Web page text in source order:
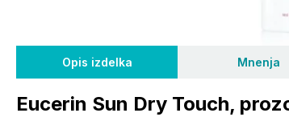
Opis izdelka Mnenja
Eucerin Sun Dry Touch,